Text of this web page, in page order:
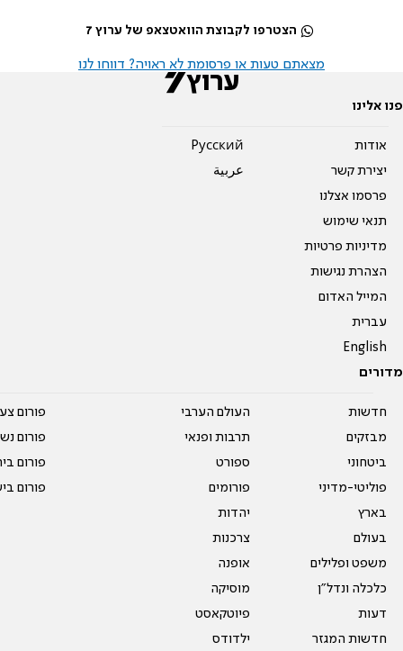
הצטרפו לקבוצת הוואטצאפ של ערוץ 7
מצאתם טעות או פרסומת לא ראויה? דווחו לנו
פנו אלינו
אודות
יצירת קשר
פרסמו אצלנו
תנאי שימוש
מדיניות פרטיות
הצהרת נגישות
המייל האדום
עברית
English
Pусский
عربية
מדורים
חדשות
מבזקים
ביטחוני
פוליטי-מדיני
בארץ
בעולם
משפט ופלילים
כלכלה ונדל"ן
דעות
חדשות המגזר
העולם הערבי
תרבות ופנאי
ספורט
פורומים
יהדות
צרכנות
אופנה
מוסיקה
פיוטקאסט
ילדודס
פורום
פורום
פורום
פורום